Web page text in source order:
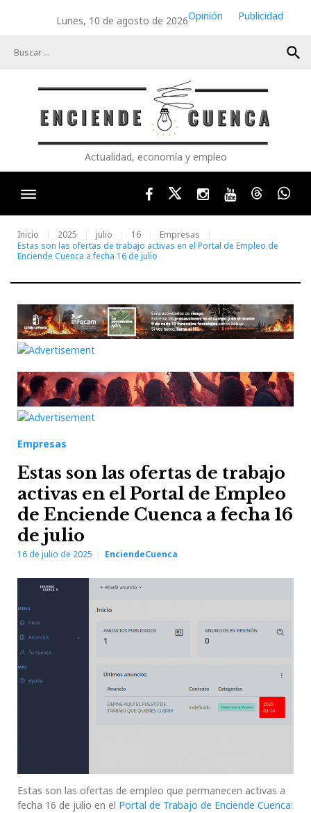
Lunes, 10 de agosto de 2026Opinión
Publicidad
search
Actualidad, economía y empleo
FacebookTwitterInstagram
YoutubeThreads
Inicio 2025 julio 16
Empresas
Estas son las ofertas de trabajo activas en el Portal de Empleo de
Enciende Cuenca a fecha 16 de julio
Empresas
Estas son las ofertas de trabajo
activas en el Portal de Empleo
de Enciende Cuenca a fecha 16
de julio
16 de julio de 2025 EnciendeCuenca
Estas son las ofertas de empleo que permanecen activas a
fecha 16 de julio en el Portal de Trabajo de Enciende Cuenca: